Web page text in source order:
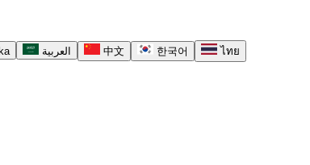
العربية 中文 한국어
ไทย